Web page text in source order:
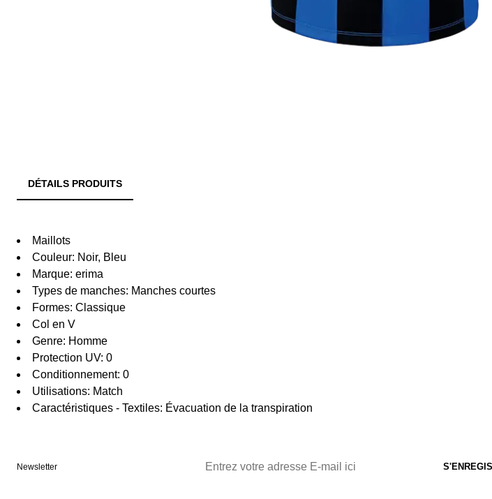
DÉTAILS PRODUITS
Maillots
Couleur: Noir, Bleu
Marque: erima
Types de manches: Manches courtes
Formes: Classique
Col en V
Genre: Homme
Protection UV: 0
Conditionnement: 0
Utilisations: Match
Caractéristiques - Textiles: Évacuation de la transpiration
Newsletter